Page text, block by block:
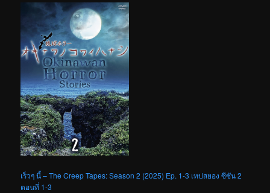
เร็วๆ นี้ – The Creep Tapes: Season 2 (2025) Ep. 1-3 เทปสยอง ซีซัน 2
ตอนที่ 1-3